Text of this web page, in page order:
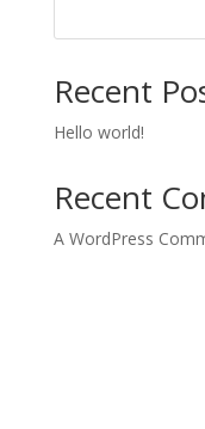
Recent
Hello world!
Recent
A WordPress